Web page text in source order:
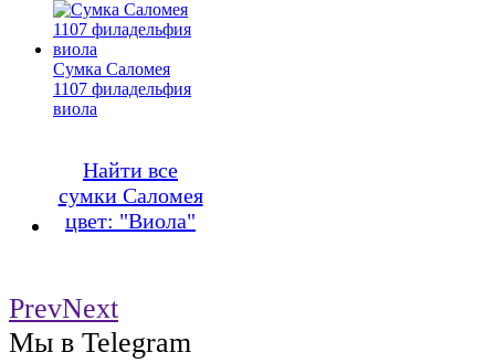
Сумка Саломея
1107 филадельфия
виола
Найти все
сумки Саломея
цвет: "Виола"
PrevNext
Мы в Telegram